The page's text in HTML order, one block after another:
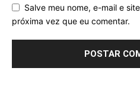
Salve meu nome, e-mail e
próxima vez que eu comentar.